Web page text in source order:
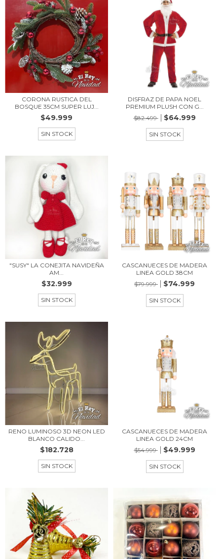
CORONA RUSTICA DEL
BOSQUE 35CM SUPER LUJ...
$49.999
SIN STOCK
DISFRAZ DE PAPA NOEL
PREMIUM PLUSH CON G...
$82.499
$64.999
SIN STOCK
"SUSY" LA CONEJITA NAVIDEÑA
AM...
$32.999
SIN STOCK
CASCANUECES DE MADERA
LINEA GOLD 38CM
$79.999
$74.999
SIN STOCK
RENO LUMINOSO 3D NEON LED
BLANCO CALIDO...
$182.728
SIN STOCK
CASCANUECES DE MADERA
LINEA GOLD 24CM
$54.999
$49.999
SIN STOCK